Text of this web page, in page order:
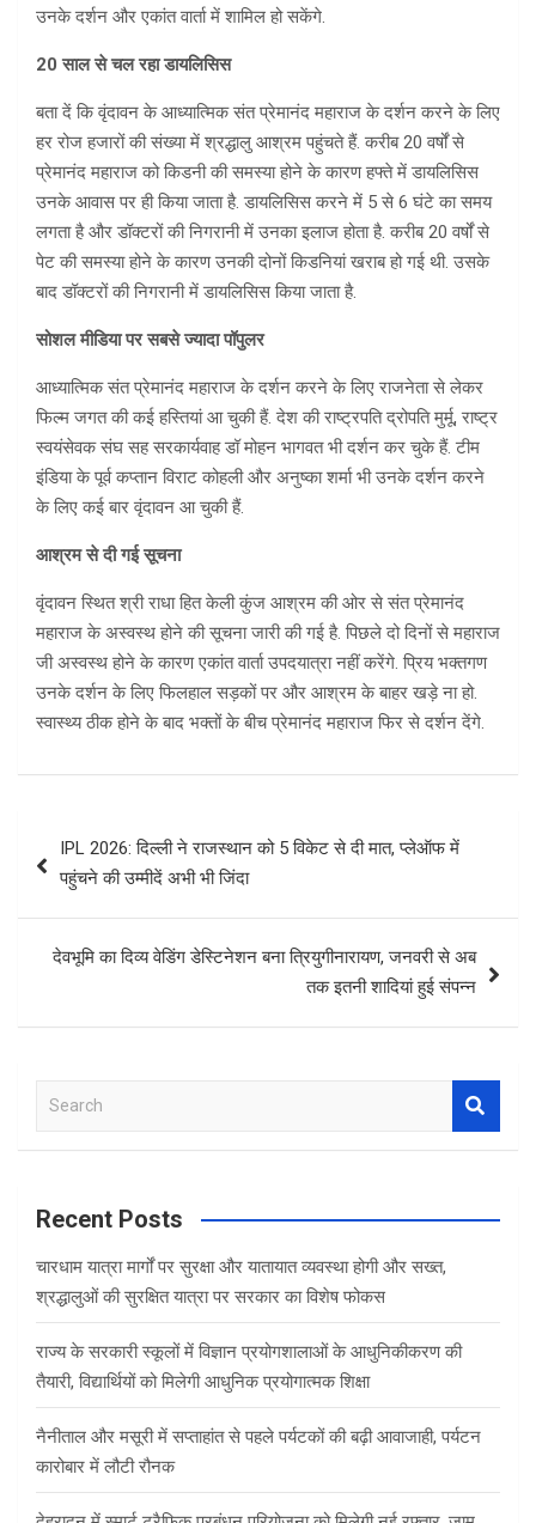
उनके दर्शन और एकांत वार्ता में शामिल हो सकेंगे.
20 साल से चल रहा डायलिसिस
बता दें कि वृंदावन के आध्यात्मिक संत प्रेमानंद महाराज के दर्शन करने के लिए
हर रोज हजारों की संख्या में श्रद्धालु आश्रम पहुंचते हैं. करीब 20 वर्षों से
प्रेमानंद महाराज को किडनी की समस्या होने के कारण हफ्ते में डायलिसिस
उनके आवास पर ही किया जाता है. डायलिसिस करने में 5 से 6 घंटे का समय
लगता है और डॉक्टरों की निगरानी में उनका इलाज होता है. करीब 20 वर्षों से
पेट की समस्या होने के कारण उनकी दोनों किडनियां खराब हो गई थी. उसके
बाद डॉक्टरों की निगरानी में डायलिसिस किया जाता है.
सोशल मीडिया पर सबसे ज्यादा पॉपुलर
आध्यात्मिक संत प्रेमानंद महाराज के दर्शन करने के लिए राजनेता से लेकर
फिल्म जगत की कई हस्तियां आ चुकी हैं. देश की राष्ट्रपति द्रोपति मुर्मू, राष्ट्र
स्वयंसेवक संघ सह सरकार्यवाह डॉ मोहन भागवत भी दर्शन कर चुके हैं. टीम
इंडिया के पूर्व कप्तान विराट कोहली और अनुष्का शर्मा भी उनके दर्शन करने
के लिए कई बार वृंदावन आ चुकी हैं.
आश्रम से दी गई सूचना
वृंदावन स्थित श्री राधा हित केली कुंज आश्रम की ओर से संत प्रेमानंद
महाराज के अस्वस्थ होने की सूचना जारी की गई है. पिछले दो दिनों से महाराज
जी अस्वस्थ होने के कारण एकांत वार्ता उपदयात्रा नहीं करेंगे. प्रिय भक्तगण
उनके दर्शन के लिए फिलहाल सड़कों पर और आश्रम के बाहर खड़े ना हो.
स्वास्थ्य ठीक होने के बाद भक्तों के बीच प्रेमानंद महाराज फिर से दर्शन देंगे.
navigation
IPL 2026: दिल्ली ने राजस्थान को 5 विकेट से दी मात, प्लेऑफ में
पहुंचने की उम्मीदें अभी भी जिंदा
देवभूमि का दिव्य वेडिंग डेस्टिनेशन बना त्रियुगीनारायण, जनवरी से अब
तक इतनी शादियां हुई संपन्न
a
c
Recent Posts
चारधाम यात्रा मार्गों पर सुरक्षा और यातायात व्यवस्था होगी और सख्त,
श्रद्धालुओं की सुरक्षित यात्रा पर सरकार का विशेष फोकस
राज्य के सरकारी स्कूलों में विज्ञान प्रयोगशालाओं के आधुनिकीकरण की
तैयारी, विद्यार्थियों को मिलेगी आधुनिक प्रयोगात्मक शिक्षा
नैनीताल और मसूरी में सप्ताहांत से पहले पर्यटकों की बढ़ी आवाजाही, पर्यटन
कारोबार में लौटी रौनक